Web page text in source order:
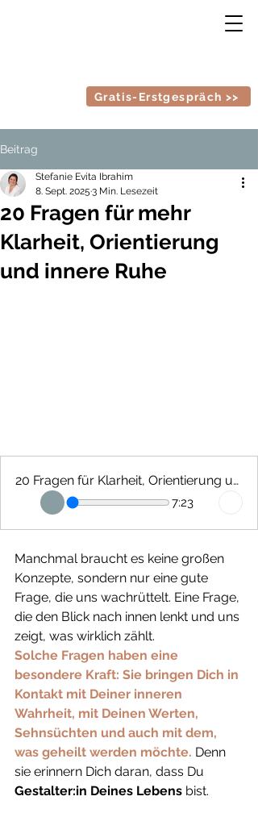
Gratis-Erstgespräch >>
Beitrag
20 Fragen für mehr
Klarheit, Orientierung
und innere Ruhe
Stefanie Evita Ibrahim
8. Sept. 2025 3 Min. Lesezeit
20 Fragen für Klarheit, Orientierung und innere Ruhe
7:23
Manchmal braucht es keine großen
Konzepte, sondern nur eine gute
Frage, die uns wachrüttelt. Eine Frage,
die den Blick nach innen lenkt und uns
zeigt, was wirklich zählt.
Solche Fragen haben eine
besondere Kraft: Sie bringen Dich in
Kontakt mit Deiner inneren
Wahrheit, mit Deinen Werten,
Sehnsüchten und auch mit dem,
was geheilt werden möchte. Denn
sie erinnern Dich daran, dass Du
Gestalter:in Deines Lebens bist.